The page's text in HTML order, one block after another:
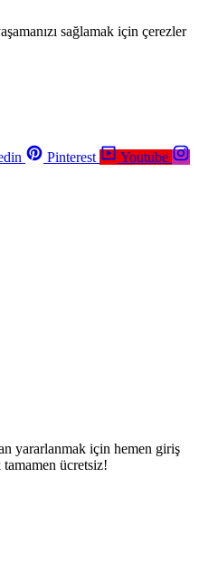
sağlamak için çerezler
Pinterest
Youtube
yararlanmak için hemen giriş
ücretsiz!